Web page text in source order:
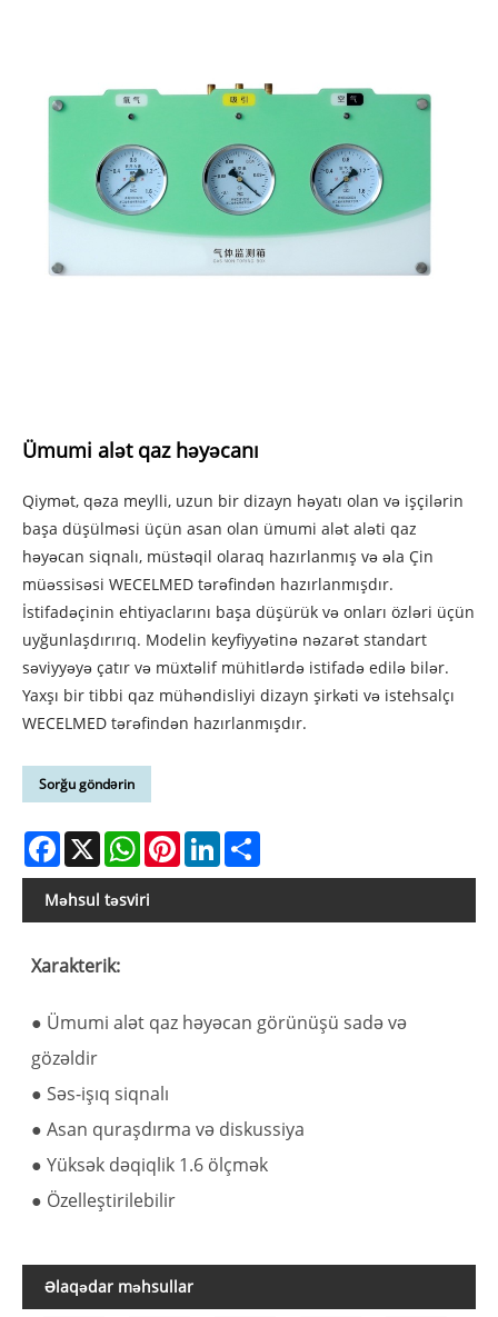
Ümumi alət qaz həyəcanı
Qiymət, qəza meylli, uzun bir dizayn həyatı olan və işçilərin
başa düşülməsi üçün asan olan ümumi alət aləti qaz
həyəcan siqnalı, müstəqil olaraq hazırlanmış və əla Çin
müəssisəsi WECELMED tərəfindən hazırlanmışdır.
İstifadəçinin ehtiyaclarını başa düşürük və onları özləri üçün
uyğunlaşdırırıq. Modelin keyfiyyətinə nəzarət standart
səviyyəyə çatır və müxtəlif mühitlərdə istifadə edilə bilər.
Yaxşı bir tibbi qaz mühəndisliyi dizayn şirkəti və istehsalçı
WECELMED tərəfindən hazırlanmışdır.
Sorğu göndərin
Facebook
X WhatsAppPinterestLinkedIn
Məhsul təsviri
Xarakterik:
● Ümumi alət qaz həyəcan görünüşü sadə və
gözəldir
● Səs-işıq siqnalı
● Asan quraşdırma və diskussiya
● Yüksək dəqiqlik 1.6 ölçmək
● Özelleştirilebilir
Əlaqədar məhsullar